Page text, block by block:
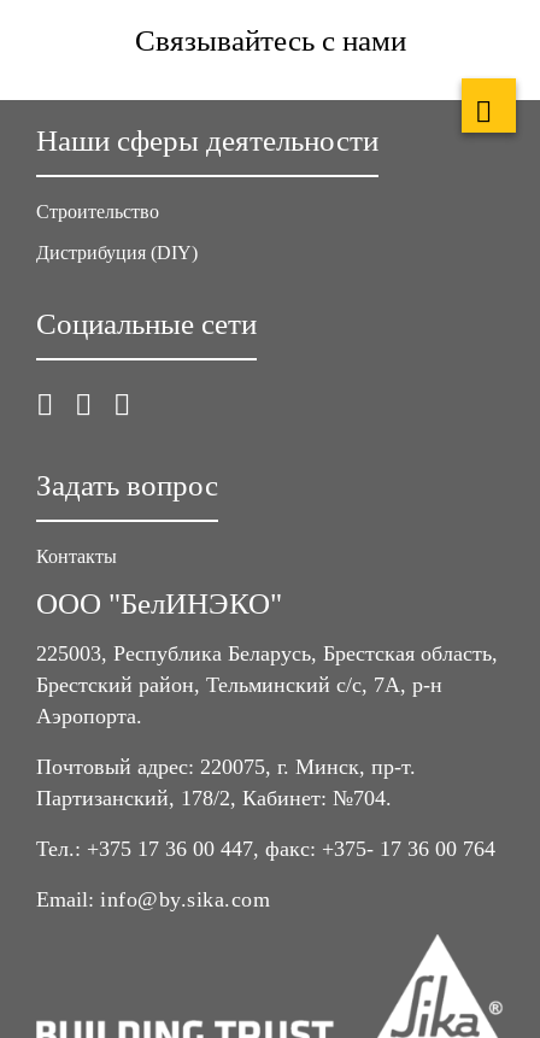
Связывайтесь с нами
Наши сферы деятельности
Строительство
Дистрибуция (DIY)
Социальные сети
Задать вопрос
Контакты
ООО "БелИНЭКО"
225003, Республика Беларусь, Брестская область,
Брестский район, Тельминский с/с, 7А, р-н
Аэропорта.
Почтовый адрес: 220075, г. Минск, пр-т.
Партизанский, 178/2, Кабинет: №704.
Тел.: +375 17 36 00 447, факс: +375- 17 36 00 764
Email: info@by.sika.com